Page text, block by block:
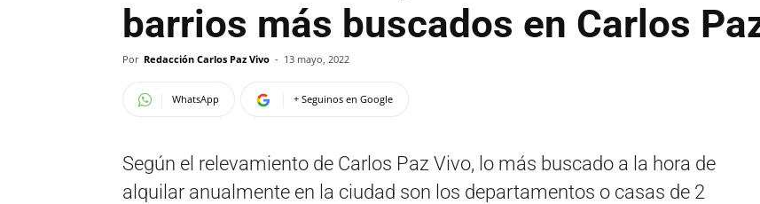
barrios más buscados en Carlos
Por Redacción Carlos Paz Vivo - 13 mayo, 2022
WhatsApp + Seguinos en Google
Según el relevamiento de Carlos Paz Vivo, lo más buscado a la hora de
alquilar anualmente en la ciudad son los departamentos o casas de 2